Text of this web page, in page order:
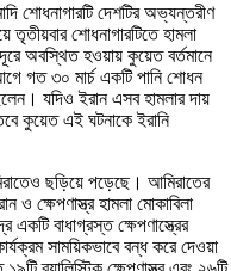
শোধনাগারটি দেশটির অভ্যন্তরীণ
শোধনাগারটিতে হামলা
অবস্থিত হওয়ায় কুয়েত বর্তমানে
গত ৩০ মার্চ একটি পানি শোধন
যদিও ইরান এসব হামলার দায়
কুয়েত এই ঘটনাকে ইরানি
ছড়িয়ে পড়েছে। আমিরাতের
ও ক্ষেপণাস্ত্র হামলা মোকাবিলা
একটি বাধাগ্রস্ত ক্ষেপণাস্ত্রের
সাময়িকভাবে বন্ধ করে দেওয়া